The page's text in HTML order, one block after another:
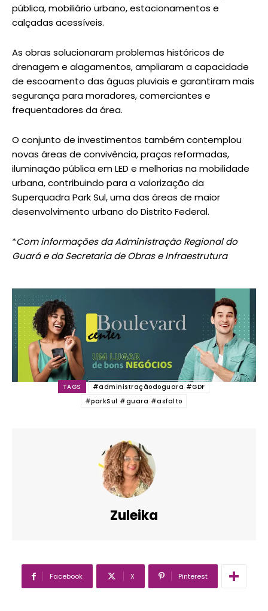
pública, mobiliário urbano, estacionamentos e
calçadas acessíveis.
As obras solucionaram problemas históricos de
drenagem e alagamentos, ampliaram a capacidade
de escoamento das águas pluviais e garantiram mais
segurança para moradores, comerciantes e
frequentadores da área.
O conjunto de investimentos também contemplou
novas áreas de convivência, praças reformadas,
iluminação pública em LED e melhorias na mobilidade
urbana, contribuindo para a valorização da
Superquadra Park Sul, uma das áreas de maior
desenvolvimento urbano do Distrito Federal.
*Com informações da Administração Regional do
Guará e da Secretaria de Obras e Infraestrutura
TAGS
#administraçãodoguara #GDF
#parkSul #guara #asfalto
Zuleika
Facebook X Pinterest